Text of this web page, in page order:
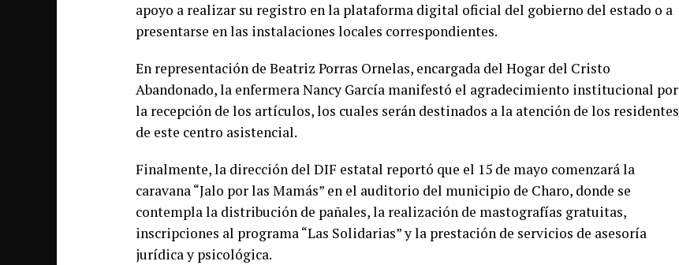
apoyo a realizar su registro en la plataforma digital oficial del gobierno del estado o a
presentarse en las instalaciones locales correspondientes.
En representación de Beatriz Porras Ornelas, encargada del Hogar del Cristo
Abandonado, la enfermera Nancy García manifestó el agradecimiento institucional por
la recepción de los artículos, los cuales serán destinados a la atención de los residentes
de este centro asistencial.
Finalmente, la dirección del DIF estatal reportó que el 15 de mayo comenzará la
caravana “Jalo por las Mamás” en el auditorio del municipio de Charo, donde se
contempla la distribución de pañales, la realización de mastografías gratuitas,
inscripciones al programa “Las Solidarias” y la prestación de servicios de asesoría
jurídica y psicológica.